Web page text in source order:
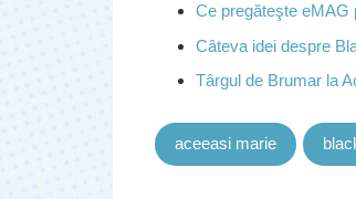
Ce pregăteşte eMAG
Câteva idei despre
Târgul de Brumar la
aceeasi marie